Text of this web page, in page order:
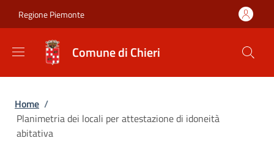
Regione Piemonte
Comune di Chieri
Briciole di pane
Home /
Planimetria dei locali per attestazione di idoneità
abitativa